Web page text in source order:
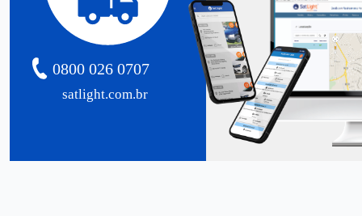
satlight.com.br
0800 026 0707